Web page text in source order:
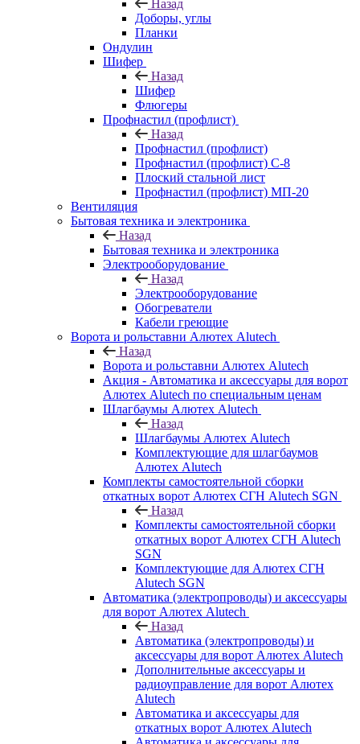
Назад
Доборы, углы
Планки
Ондулин
Шифер
Назад
Шифер
Флюгеры
Профнастил (профлист)
Назад
Профнастил (профлист)
Профнастил (профлист) С-8
Плоский стальной лист
Профнастил (профлист) МП-20
Вентиляция
Бытовая техника и электроника
Назад
Бытовая техника и электроника
Электрооборудование
Назад
Электрооборудование
Обогреватели
Кабели греющие
Ворота и рольставни Алютех Alutech
Назад
Ворота и рольставни Алютех Alutech
Акция - Автоматика и аксессуары для ворот
Алютех Alutech по специальным ценам
Шлагбаумы Алютех Alutech
Назад
Шлагбаумы Алютех Alutech
Комплектующие для шлагбаумов
Алютех Alutech
Комплекты самостоятельной сборки
откатных ворот Алютех СГН Alutech SGN
Назад
Комплекты самостоятельной сборки
откатных ворот Алютех СГН Alutech
SGN
Комплектующие для Алютех СГН
Alutech SGN
Автоматика (электропроводы) и аксессуары
для ворот Алютех Alutech
Назад
Автоматика (электропроводы) и
аксессуары для ворот Алютех Alutech
Дополнительные аксессуары и
радиоуправление для ворот Алютех
Alutech
Автоматика и аксессуары для
откатных ворот Алютех Alutech